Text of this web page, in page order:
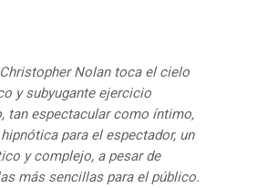
Nolan toca el cielo
y subyugante ejercicio
tan espectacular como íntimo,
para el espectador, un
y complejo, a pesar de
más sencillas para el público.